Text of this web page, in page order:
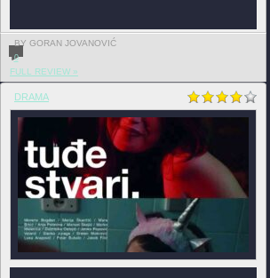
BY GORAN JOVANOVIĆ
0
FULL REVIEW »
DRAMA